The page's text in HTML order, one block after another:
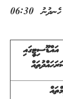
މިހަރަކާތް ފެށުމަށް ހަމަޖެހިފައިވަނީ ހޮނިހިރު ދުވަހުގެ ހެނދުނު 06:30